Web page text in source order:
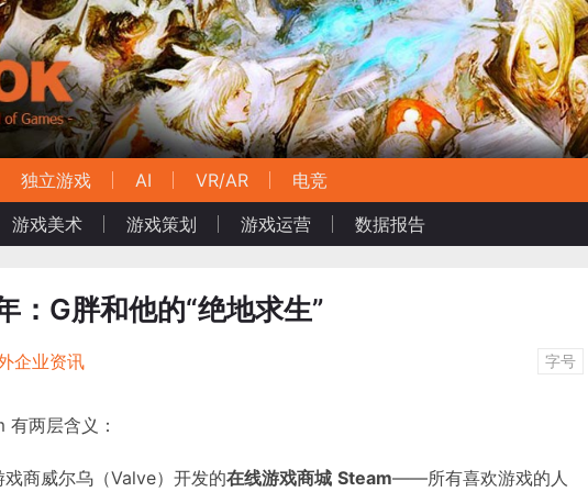
独立游戏 AI VR/AR
电竞
游戏美术 游戏策划 游戏运营 数据报告
：G胖和他的“绝地求生”
企业资讯 字号
两层含义：
商威尔乌（Valve）开发的在线游戏商城 Steam——所有喜欢游戏的人